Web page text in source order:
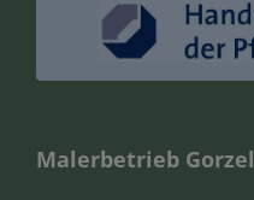
Malerbetrieb Gorzel